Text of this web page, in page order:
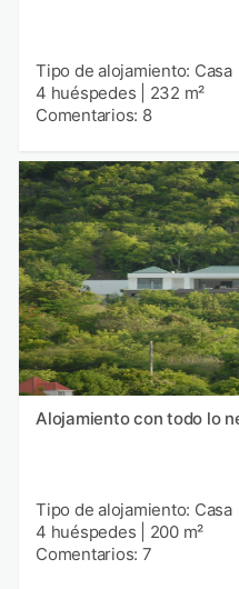
Tipo de alojamiento: Casa
4 huéspedes
232 m²
Comentarios: 8
Alojamiento con todo lo
Tipo de alojamiento: Casa
4 huéspedes
200 m²
Comentarios: 7